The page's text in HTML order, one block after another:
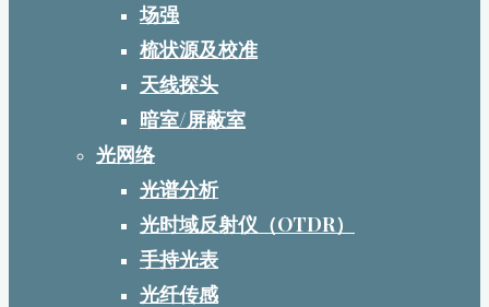
场强
梳状源及校准
天线探头
暗室/屏蔽室
光网络
光谱分析
光时域反射仪（OTDR）
手持光表
光纤传感